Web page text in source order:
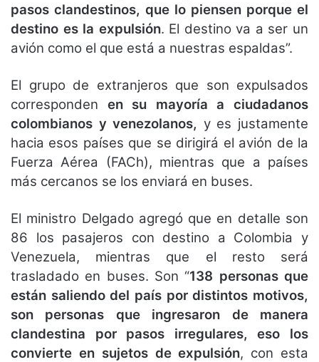
pasos clandestinos, que lo piensen porque el
destino es la expulsión. El destino va a ser un
avión como el que está a nuestras espaldas”.
El grupo de extranjeros que son expulsados
corresponden en su mayoría a ciudadanos
colombianos y venezolanos, y es justamente
hacia esos países que se dirigirá el avión de la
Fuerza Aérea (FACh), mientras que a países
más cercanos se los enviará en buses.
El ministro Delgado agregó que en detalle son
86 los pasajeros con destino a Colombia y
Venezuela, mientras que el resto será
trasladado en buses. Son “138 personas que
están saliendo del país por distintos motivos,
son personas que ingresaron de manera
clandestina por pasos irregulares, eso los
convierte en sujetos de expulsión, con esta